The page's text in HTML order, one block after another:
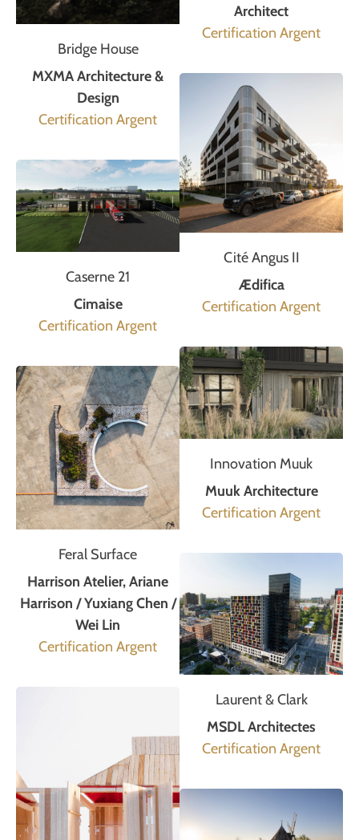
Bridge House
MXMA Architecture &
Design
Certification Argent
Caserne 21
Cimaise
Certification Argent
Feral Surface
Harrison Atelier, Ariane
Harrison / Yuxiang Chen /
Wei Lin
Certification Argent
Architect
Certification Argent
Cité Angus II
Ædifica
Certification Argent
Innovation Muuk
Muuk Architecture
Certification Argent
Laurent & Clark
MSDL Architectes
Certification Argent